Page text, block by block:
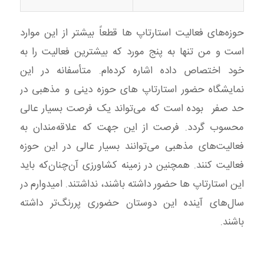
حوزه‌های فعالیت استارتاپ ها قطعاً بیشتر از این موارد
است و من تنها به پنج مورد که بیشترین فعالیت را به
خود اختصاص داده اشاره کرده‌ام. متأسفانه در این
نمایشگاه حضور استارتاپ های حوزه دینی و مذهبی در
حد صفر بوده است که می‌تواند یک فرصت بسیار عالی
محسوب گردد. فرصت از این جهت که علاقه‌مندان به
فعالیت‌های مذهبی می‌توانند بسیار عالی در این حوزه
فعالیت کنند. همچنین در زمینه کشاورزی آن‌چنان‌که باید
این استارتاپ ها حضور داشته باشند، نداشتند. امیدوارم در
سال‌های آینده این دوستان حضوری پررنگ‌تر داشته
باشند.